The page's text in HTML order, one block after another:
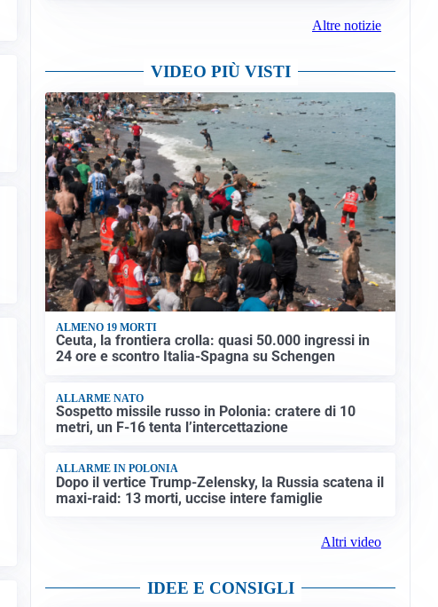
Altre notizie
VIDEO PIÙ VISTI
ALMENO 19 MORTI
Ceuta, la frontiera crolla: quasi 50.000 ingressi in
24 ore e scontro Italia-Spagna su Schengen
ALLARME NATO
Sospetto missile russo in Polonia: cratere di 10
metri, un F-16 tenta l’intercettazione
ALLARME IN POLONIA
Dopo il vertice Trump-Zelensky, la Russia scatena il
maxi-raid: 13 morti, uccise intere famiglie
Altri video
IDEE E CONSIGLI